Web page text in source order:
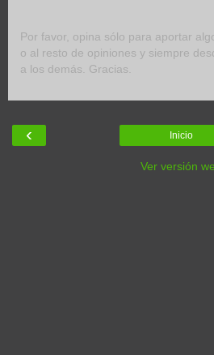
Por favor, opina sólo para aportar
o al resto de opiniones y siempre
a los demás. Gracias.
‹ Inicio
Ver versión